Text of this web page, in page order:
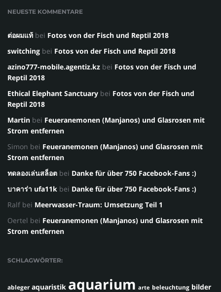
NEUESTE KOMMENTARE
ต่อผมแท้ bei Fotos von der Fisch und Reptil 2018
switching bei Fotos von der Fisch und Reptil 2018
azino777-mobile.agentiz.kz bei Fotos von der Fisch und
Reptil 2018
Ethical Elephant Sanctuary bei Fotos von der Fisch und
Reptil 2018
Martin bei Feueranemonen (Manjanos) und Glasrosen mit
Strom entfernen
Simon bei Feueranemonen (Manjanos) und Glasrosen mit
Strom entfernen
ทดลองเล่นสล็อต bei Danke für über 750 Facebook-Fans :)
บาคาร่า ufa11k bei Danke für über 750 Facebook-Fans :)
Ralf bei Meerwasser-Traum: Umsetzung Teil 1
Oertel bei Feueranemonen (Manjanos) und Glasrosen mit
Strom entfernen
SCHLAGWÖRTER:
ableger aquaristik aquarium arte beleuchtung bilder